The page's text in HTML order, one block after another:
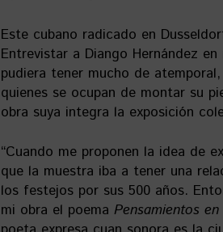
Este cubano radicado en
Entrevistar a Diango Hernández
pudiera tener mucho de
quienes se ocupan de montar su
obra suya integra la exposición
“Cuando me proponen la idea de
que la muestra iba a tener una
los festejos por sus 500 años.
mi obra el poema Pensamientos